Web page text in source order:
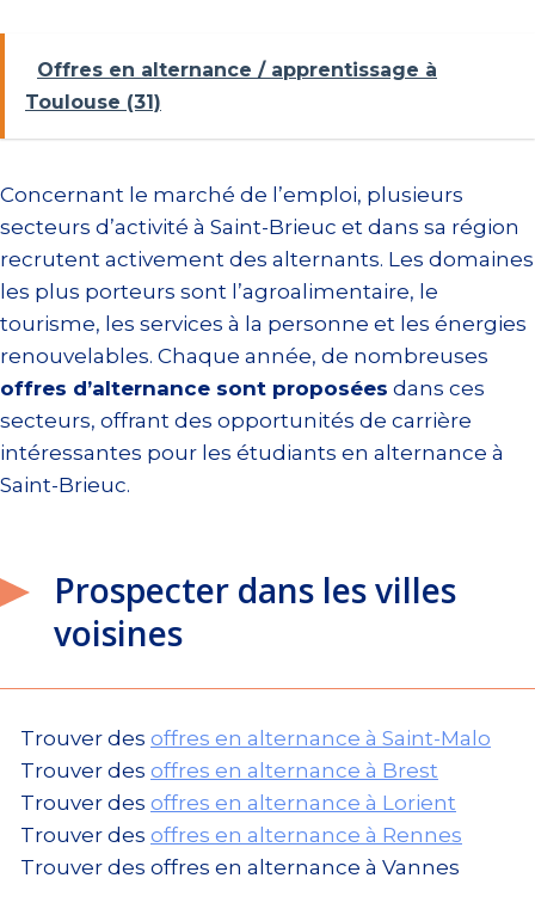
Offres en alternance / apprentissage à
Toulouse (31)
Concernant le marché de l’emploi, plusieurs
secteurs d’activité à Saint-Brieuc et dans sa région
recrutent activement des alternants. Les domaines
les plus porteurs sont l’agroalimentaire, le
tourisme, les services à la personne et les énergies
renouvelables. Chaque année, de nombreuses
offres d’alternance sont proposées dans ces
secteurs, offrant des opportunités de carrière
intéressantes pour les étudiants en alternance à
Saint-Brieuc.
Prospecter dans les villes
voisines
Trouver des offres en alternance à Saint-Malo
Trouver des offres en alternance à Brest
Trouver des offres en alternance à Lorient
Trouver des offres en alternance à Rennes
Trouver des offres en alternance à Vannes